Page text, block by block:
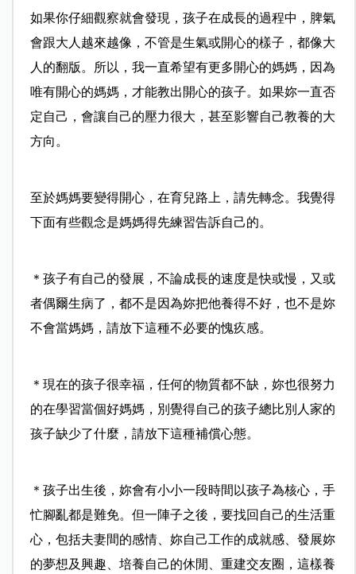
如果你仔細觀察就會發現，孩子在成長的過程中，脾氣
會跟大人越來越像，不管是生氣或開心的樣子，都像大
人的翻版。所以，我一直希望有更多開心的媽媽，因為
唯有開心的媽媽，才能教出開心的孩子。如果妳一直否
定自己，會讓自己的壓力很大，甚至影響自己教養的大
方向。
至於媽媽要變得開心，在育兒路上，請先轉念。我覺得
下面有些觀念是媽媽得先練習告訴自己的。
＊孩子有自己的發展，不論成長的速度是快或慢，又或
者偶爾生病了，都不是因為妳把他養得不好，也不是妳
不會當媽媽，請放下這種不必要的愧疚感。
＊現在的孩子很幸福，任何的物質都不缺，妳也很努力
的在學習當個好媽媽，別覺得自己的孩子總比別人家的
孩子缺少了什麼，請放下這種補償心態。
＊孩子出生後，妳會有小小一段時間以孩子為核心，手
忙腳亂都是難免。但一陣子之後，要找回自己的生活重
心，包括夫妻間的感情、妳自己工作的成就感、發展妳
的夢想及興趣、培養自己的休閒、重建交友圈，這樣養